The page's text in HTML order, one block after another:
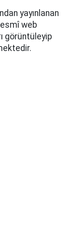
yayınlanan
web
görüntüleyip